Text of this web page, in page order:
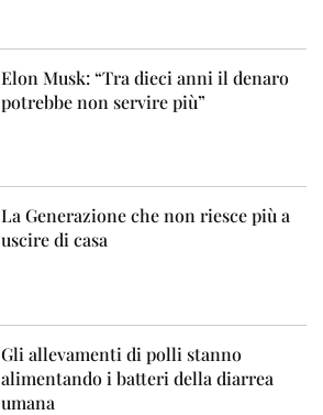
Elon Musk: “Tra dieci anni il denaro
potrebbe non servire più”
La Generazione che non riesce più a
uscire di casa
Gli allevamenti di polli stanno
alimentando i batteri della diarrea
umana